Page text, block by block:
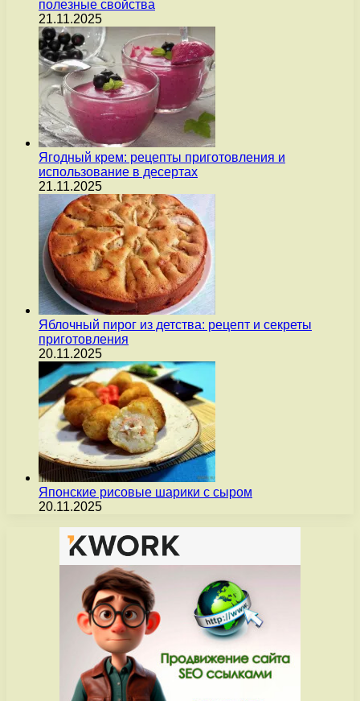
полезные свойства
21.11.2025
Ягодный крем: рецепты приготовления и
использование в десертах
21.11.2025
Яблочный пирог из детства: рецепт и секреты
приготовления
20.11.2025
Японские рисовые шарики с сыром
20.11.2025